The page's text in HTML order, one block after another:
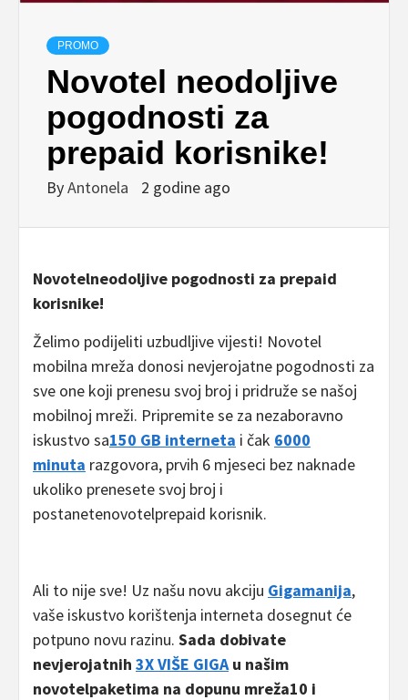
PROMO
Novotel neodoljive
pogodnosti za
prepaid korisnike!
ByAntonela 2 godine ago
Novotelneodoljive pogodnosti za prepaid
korisnike!
Želimo podijeliti uzbudljive vijesti! Novotel
mobilna mreža donosi nevjerojatne pogodnosti za
sve one koji prenesu svoj broj i pridruže se našoj
mobilnoj mreži. Pripremite se za nezaboravno
iskustvo sa150 GB interneta i čak 6000
minuta razgovora, prvih 6 mjeseci bez naknade
ukoliko prenesete svoj broj i
postanetenovotelprepaid korisnik.
Ali to nije sve! Uz našu novu akciju Gigamanija,
vaše iskustvo korištenja interneta dosegnut će
potpuno novu razinu. Sada dobivate
nevjerojatnih 3X VIŠE GIGAu našim
novotelpaketima na dopunu mreža10 i